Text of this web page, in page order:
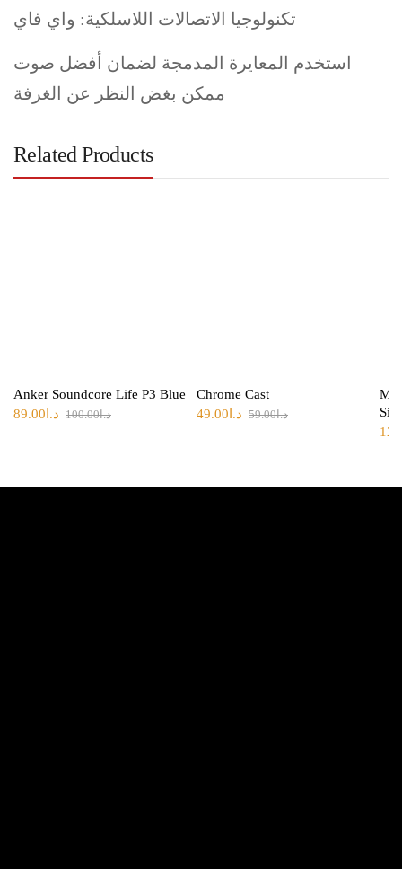
تكنولوجيا الاتصالات اللاسلكية: واي فاي
استخدم المعايرة المدمجة لضمان أفضل صوت
ممكن بغض النظر عن الغرفة
Related Products
Anker Soundcore Life P3 Blue
د.ا100.00 د.ا 89.00
Chrome Cast
د.ا59.00 د.ا 49.00
Mi